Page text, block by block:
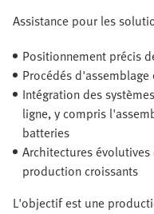
Assistance pour les
Positionnement précis
Procédés
Intégration des
ligne, y compris
batteries
Architectures
production croissants
L'objectif est une